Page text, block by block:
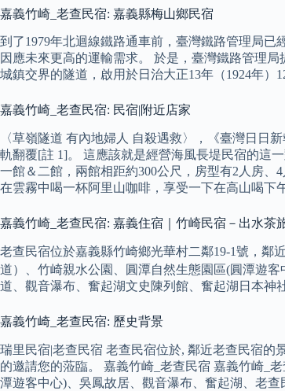
嘉義竹崎_老查民宿: 嘉義縣梅山鄉民宿
到了1979年北迴線鐵路通車前，臺灣鐵路管理局
因應未來更高的運輸需求。 於是，臺灣鐵路管理
城鎮交界的隧道，啟用於日治大正13年（1924年）
嘉義竹崎_老查民宿: 民宿|附近店家
〈草嶺隧道 有內地婦人 自殺遇救〉，《臺灣日日
軌翻覆[註 1]。 這應該就是經營海風長堤民宿的這
一館＆二館，兩館相距約300公尺，房型有2人房
在雲霧中喝一杯阿里山咖啡，享受一下在高山喝下
嘉義竹崎_老查民宿: 嘉義住宿｜竹崎民宿－出水茶
老查民宿位於嘉義縣竹崎鄉光華村二鄰19-1號，鄰
道）、竹崎親水公園、圓潭自然生態園區(圓潭遊
道、觀音瀑布、奮起湖文史陳列館、奮起湖日本神
嘉義竹崎_老查民宿: 歷史背景
瑞里民宿|老查民宿 老查民宿位於, 鄰近老查民宿
的邀請您的蒞臨。 嘉義竹崎_老查民宿 嘉義竹崎_
潭遊客中心)、吳鳳故居、觀音瀑布、奮起湖、老